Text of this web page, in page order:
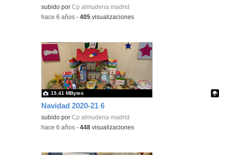
Contenido educativo.
subido porCp almudena madrid
-hace 6 años -405 visualizaciones
Navidad 2020-21 6
Contenido educativo.
subido porCp almudena madrid
15.41 MBytes
-hace 6 años -448 visualizaciones